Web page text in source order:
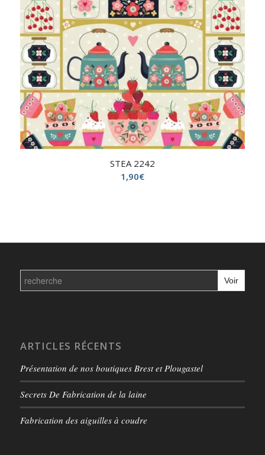
STEA 2242
1,90€
Search
for:
ARTICLES RÉCENTS
Présentation de nos boutiques Brest et Plougastel
Secrets De Fabrication de la laine
Fabrication des aiguilles à coudre